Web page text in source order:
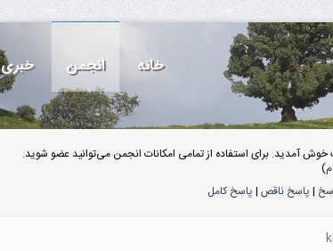
خانه انجمن خبری
آمدید. برای استفاده از تمامی امکانات انجمن می‌توانید عضو شوید.
)
| پاسخ ناقص | پاسخ کامل